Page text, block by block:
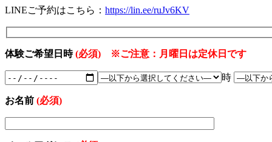
LINEご予約はこちら： https://lin.ee/ruJv6KV
体験ご希望日時(必須) ※ご注意：月曜日は定休日です
時
お名前 (必須)